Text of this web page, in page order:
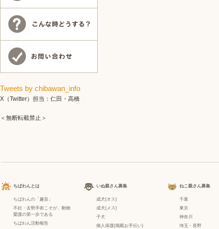
Tweets by chibawan_info
X（Twitter）担当：仁田・高橋
＜無断転載禁止＞
ちばわんとは
ちばわんの「趣旨」
不妊・去勢手術こそが、動物
愛護の第一歩である
ちばわん活動報告
いぬ親さん募集
成犬(オス)
成犬(メス)
子犬
個人保護(掲載お手伝い)
ねこ親さん募集
千葉
東京
神奈川
埼玉・長野